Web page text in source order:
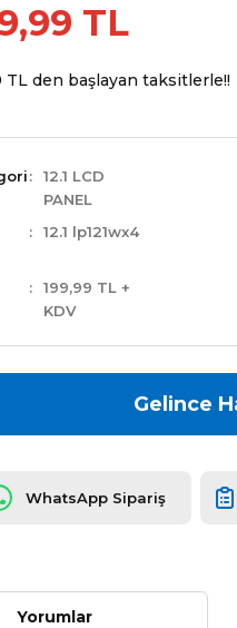
TL
TL den başlayan taksitlerle!!
12.1 LCD
PANEL
12.1 lp121wx4
199,99 TL +
KDV
Gelince
WhatsApp Sipariş
Yorumlar